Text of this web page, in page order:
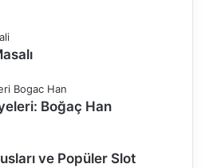
Boğaç Han
ve Popüler Slot